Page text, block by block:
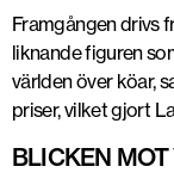
Framgången drivs
liknande figuren
världen över köar,
priser, vilket gjort
BLICKEN